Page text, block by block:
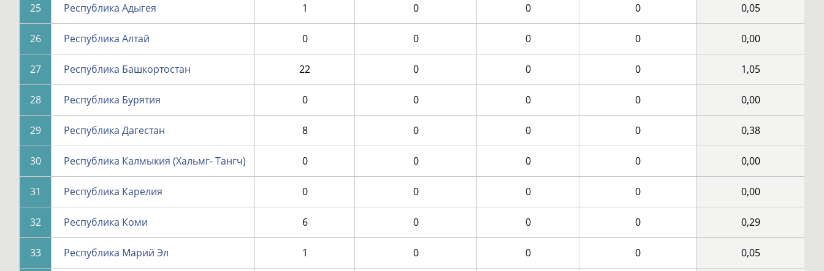
25 Республика Адыгея 1 0 0 0 0,05
26 Республика Алтай 0 0 0 0 0,00
27 Республика Башкортостан 22 0 0 0 1,05
28 Республика Бурятия 0 0 0 0 0,00
29 Республика Дагестан 8 0 0 0 0,38
30 Республика Калмыкия (Хальмг- Тангч) 0 0 0 0 0,00
31 Республика Карелия 0 0 0 0 0,00
32 Республика Коми 6 0 0 0 0,29
33 Республика Марий Эл 1 0 0 0 0,05